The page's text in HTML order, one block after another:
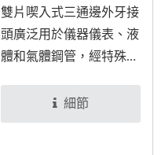
雙片喫入式三通邊外牙接
頭廣泛用於儀器儀表、液
體和氣體鋼管，經特殊處
細節